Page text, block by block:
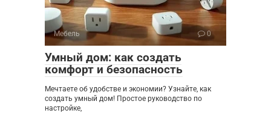
Мебель 0
Умный дом: как создать
комфорт и безопасность
Мечтаете об удобстве и экономии? Узнайте, как
создать умный дом! Простое руководство по
настройке,